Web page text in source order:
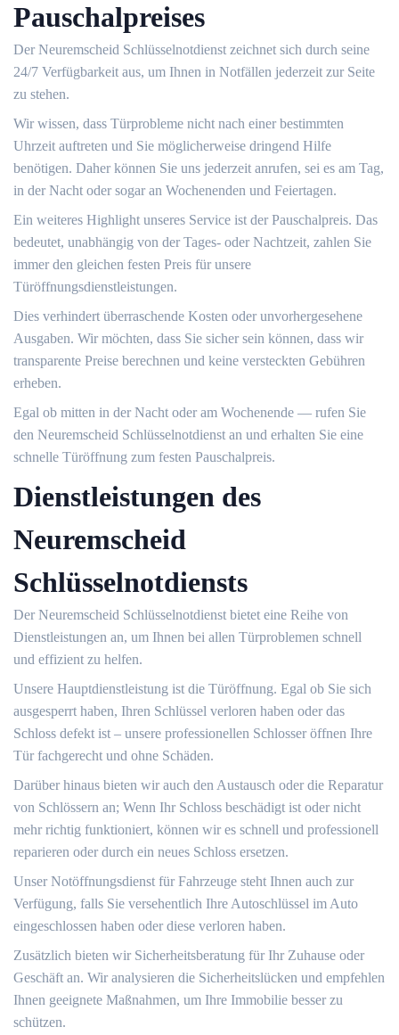
Pauschalpreises
Der Neuremscheid Schlüsselnotdienst zeichnet sich durch seine
24/7 Verfügbarkeit aus, um Ihnen in Notfällen jederzeit zur Seite
zu stehen.​
Wir wissen, dass Türprobleme nicht nach einer bestimmten
Uhrzeit auftreten und Sie möglicherweise dringend Hilfe
benötigen.​ Daher können Sie uns jederzeit anrufen, sei es am Tag,
in der Nacht oder sogar an Wochenenden und Feiertagen.​
Ein weiteres Highlight unseres Service ist der Pauschalpreis. Das
bedeutet, unabhängig von der Tages- oder Nachtzeit, zahlen Sie
immer den gleichen festen Preis für unsere
Türöffnungsdienstleistungen.​
Dies verhindert überraschende Kosten oder unvorhergesehene
Ausgaben.​ Wir möchten, dass Sie sicher sein können, dass wir
transparente Preise berechnen und keine versteckten Gebühren
erheben.​
Egal ob mitten in der Nacht oder am Wochenende ― rufen Sie
den Neuremscheid Schlüsselnotdienst an und erhalten Sie eine
schnelle Türöffnung zum festen Pauschalpreis.
Dienstleistungen des
Neuremscheid
Schlüsselnotdiensts
Der Neuremscheid Schlüsselnotdienst bietet eine Reihe von
Dienstleistungen an, um Ihnen bei allen Türproblemen schnell
und effizient zu helfen.
Unsere Hauptdienstleistung ist die Türöffnung.​ Egal ob Sie sich
ausgesperrt haben, Ihren Schlüssel verloren haben oder das
Schloss defekt ist ‒ unsere professionellen Schlosser öffnen Ihre
Tür fachgerecht und ohne Schäden.​
Darüber hinaus bieten wir auch den Austausch oder die Reparatur
von Schlössern an; Wenn Ihr Schloss beschädigt ist oder nicht
mehr richtig funktioniert, können wir es schnell und professionell
reparieren oder durch ein neues Schloss ersetzen.​
Unser Notöffnungsdienst für Fahrzeuge steht Ihnen auch zur
Verfügung, falls Sie versehentlich Ihre Autoschlüssel im Auto
eingeschlossen haben oder diese verloren haben.​
Zusätzlich bieten wir Sicherheitsberatung für Ihr Zuhause oder
Geschäft an.​ Wir analysieren die Sicherheitslücken und empfehlen
Ihnen geeignete Maßnahmen, um Ihre Immobilie besser zu
schützen.​